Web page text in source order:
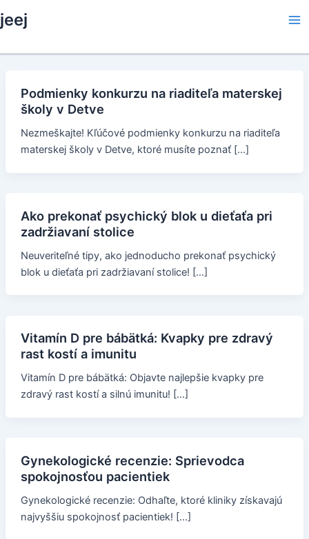
to
jeej
Podmienky konkurzu na riaditeľa materskej
školy v Detve
Nezmeškajte! Kľúčové podmienky konkurzu na riaditeľa
materskej školy v Detve, ktoré musíte poznať […]
Ako prekonať psychický blok u dieťaťa pri
zadržiavaní stolice
Neuveriteľné tipy, ako jednoducho prekonať psychický
blok u dieťaťa pri zadržiavaní stolice! […]
Vitamín D pre bábätká: Kvapky pre zdravý
rast kostí a imunitu
Vitamín D pre bábätká: Objavte najlepšie kvapky pre
zdravý rast kostí a silnú imunitu! […]
Gynekologické recenzie: Sprievodca
spokojnosťou pacientiek
Gynekologické recenzie: Odhaľte, ktoré kliniky získavajú
najvyššiu spokojnosť pacientiek! […]